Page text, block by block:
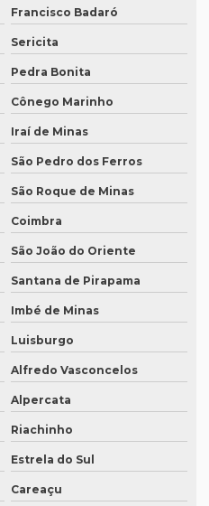
Francisco Badaró
Sericita
Pedra Bonita
Cônego Marinho
Iraí de Minas
São Pedro dos Ferros
São Roque de Minas
Coimbra
São João do Oriente
Santana de Pirapama
Imbé de Minas
Luisburgo
Alfredo Vasconcelos
Alpercata
Riachinho
Estrela do Sul
Careaçu